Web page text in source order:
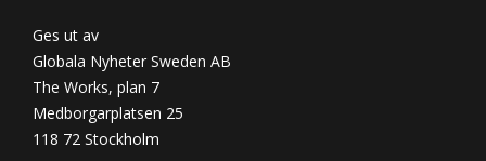
Ges ut av
Globala Nyheter Sweden AB
The Works, plan 7
Medborgarplatsen 25
118 72 Stockholm